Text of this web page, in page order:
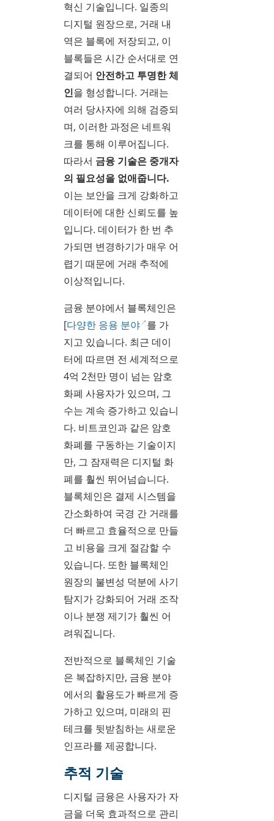
혁신 기술입니다. 일종의
디지털 원장으로, 거래 내
역은 블록에 저장되고, 이
블록들은 시간 순서대로 연
결되어 안전하고 투명한 체
인을 형성합니다. 거래는
여러 당사자에 의해 검증되
며, 이러한 과정은 네트워
크를 통해 이루어집니다.
따라서 금융 기술은 중개자
의 필요성을 없애줍니다.
이는 보안을 크게 강화하고
데이터에 대한 신뢰도를 높
입니다. 데이터가 한 번 추
가되면 변경하기가 매우 어
렵기 때문에 거래 추적에
이상적입니다.
금융 분야에서 블록체인은
[다양한 응용 분야 를 가
지고 있습니다. 최근 데이
터에 따르면 전 세계적으로
4억 2천만 명이 넘는 암호
화폐 사용자가 있으며, 그
수는 계속 증가하고 있습니
다. 비트코인과 같은 암호
화폐를 구동하는 기술이지
만, 그 잠재력은 디지털 화
폐를 훨씬 뛰어넘습니다.
블록체인은 결제 시스템을
간소화하여 국경 간 거래를
더 빠르고 효율적으로 만들
고 비용을 크게 절감할 수
있습니다. 또한 블록체인
원장의 불변성 덕분에 사기
탐지가 강화되어 거래 조작
이나 분쟁 제기가 훨씬 어
려워집니다.
전반적으로 블록체인 기술
은 복잡하지만, 금융 분야
에서의 활용도가 빠르게 증
가하고 있으며, 미래의 핀
테크를 뒷받침하는 새로운
인프라를 제공합니다.
추적 기술
디지털 금융은 사용자가 자
금을 더욱 효과적으로 관리